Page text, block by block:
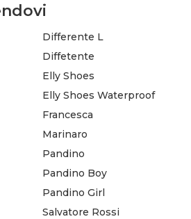
Differente L
Diffetente
Elly Shoes
Elly Shoes Waterproof
Francesca
Marinaro
Pandino
Pandino Boy
Pandino Girl
Salvatore Rossi